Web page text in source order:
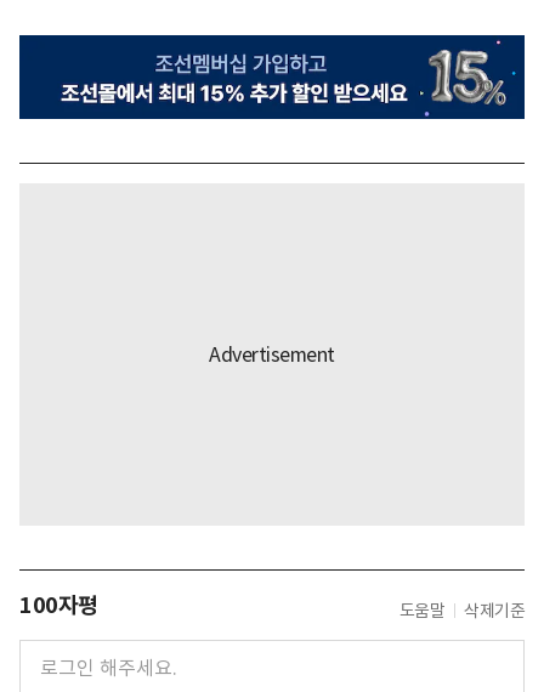
100자평 도움말 삭제기준